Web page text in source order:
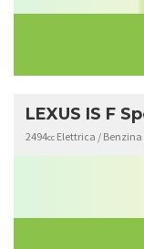
LEXUS IS F
2494cc Elettrica / Benzina